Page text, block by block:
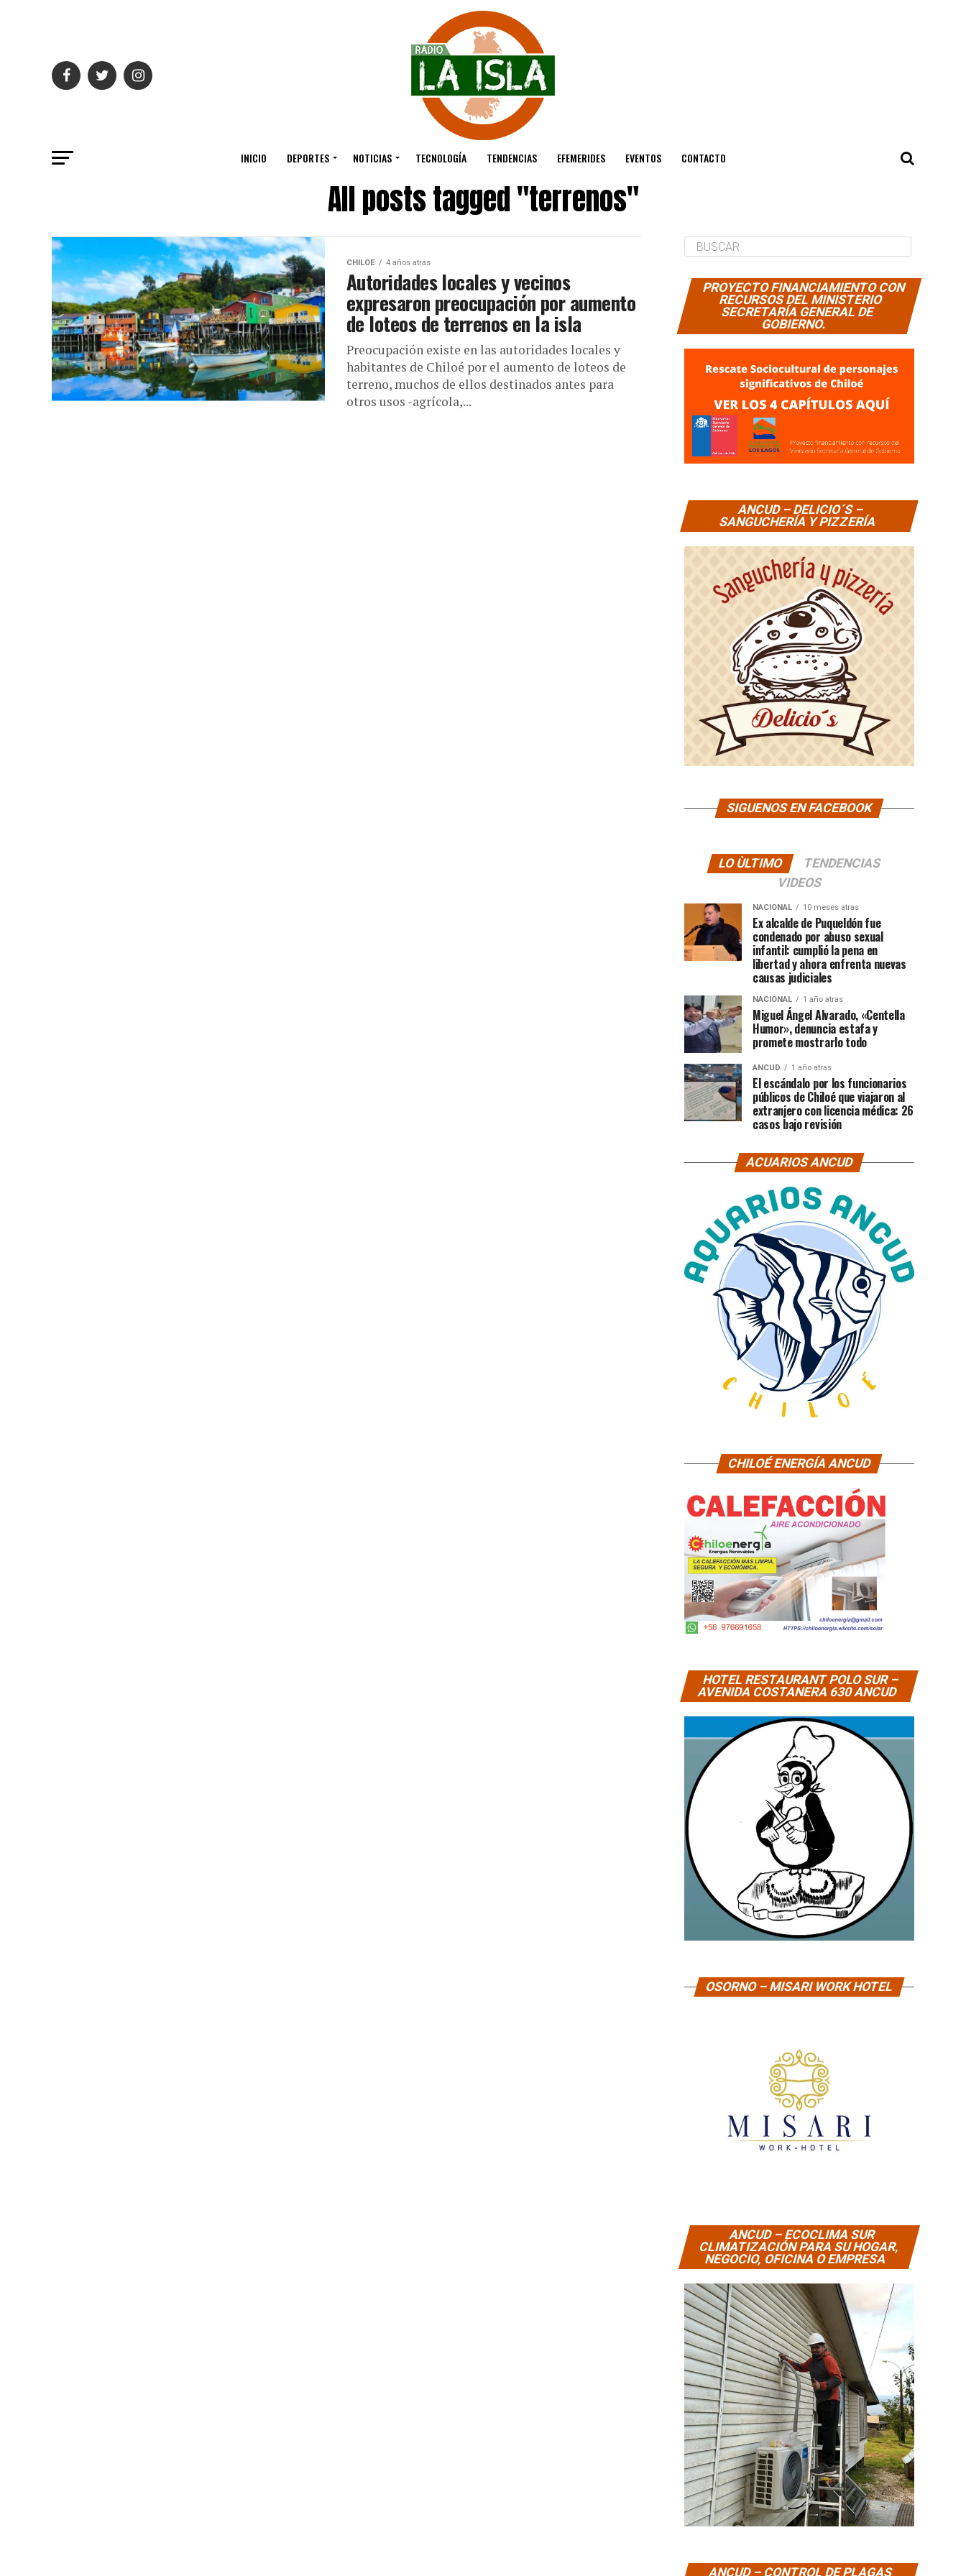
INICIO DEPORTES NOTICIAS TECNOLOGÍA TENDENCIAS EFEMERIDES EVENTOS CONTACTO
All posts tagged "terrenos"
CHILOE 4 años atras
Autoridades locales y vecinos
expresaron preocupación por aumento
de loteos de terrenos en la isla
Preocupación existe en las autoridades locales y
habitantes de Chiloé por el aumento de loteos de
terreno, muchos de ellos destinados antes para
otros usos -agrícola,...
PROYECTO FINANCIAMIENTO CON
RECURSOS DEL MINISTERIO
SECRETARÍA GENERAL DE
GOBIERNO.
ANCUD – DELICIO´S –
SANGUCHERÍA Y PIZZERÍA
SIGUENOS EN FACEBOOK
LO ÙLTIMO
TENDENCIAS
VIDEOS
NACIONAL 10 meses atras
Ex alcalde de Puqueldón fue
condenado por abuso sexual
infantil: cumplió la pena en
libertad y ahora enfrenta nuevas
causas judiciales
NACIONAL 1 año atras
Miguel Ángel Alvarado, «Centella
Humor», denuncia estafa y
promete mostrarlo todo
ANCUD 1 año atras
El escándalo por los funcionarios
públicos de Chiloé que viajaron al
extranjero con licencia médica: 26
casos bajo revisión
ACUARIOS ANCUD
CHILOÉ ENERGÍA ANCUD
HOTEL RESTAURANT POLO SUR –
AVENIDA COSTANERA 630 ANCUD
OSORNO – MISARI WORK HOTEL
ANCUD – ECOCLIMA SUR
CLIMATIZACIÓN PARA SU HOGAR,
NEGOCIO, OFICINA O EMPRESA
ANCUD – CONTROL DE PLAGAS